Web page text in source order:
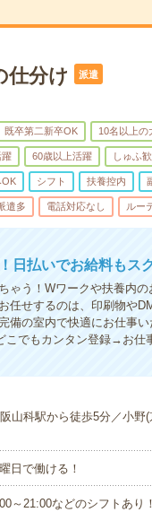
仕分け 派遣
既卒第二新卒OK 10名以上の
60歳以上活躍 しゅふ
シフト 扶養控内
遣多 電話対応なし ルー
日払いでお給料もス
ゃう！Wワークや扶養内
任せするのは、印刷物や
備の室内で快適にお仕事
こでもカンタン登録→お仕
山科駅から徒歩5分／小野
日で働ける！
21:00などのシフトあり